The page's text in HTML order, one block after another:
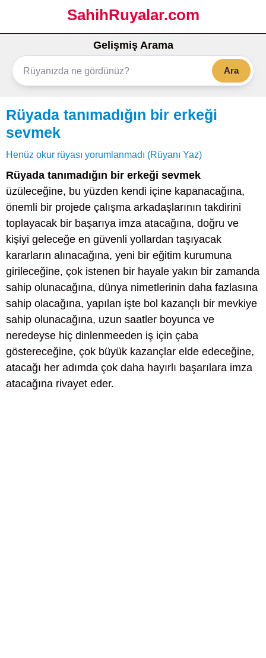
SahihRuyalar.com
Gelişmiş Arama
Ara
Rüyada tanımadığın bir erkeği
sevmek
Henüz okur rüyası yorumlanmadı (Rüyanı Yaz)
Rüyada tanımadığın bir erkeği sevmek
üzüleceğine, bu yüzden kendi içine kapanacağına,
önemli bir projede çalışma arkadaşlarının takdirini
toplayacak bir başarıya imza atacağına, doğru ve
kişiyi geleceğe en güvenli yollardan taşıyacak
kararların alınacağına, yeni bir eğitim kurumuna
girileceğine, çok istenen bir hayale yakın bir zamanda
sahip olunacağına, dünya nimetlerinin daha fazlasına
sahip olacağına, yapılan işte bol kazançlı bir mevkiye
sahip olunacağına, uzun saatler boyunca ve
neredeyse hiç dinlenmeeden iş için çaba
göstereceğine, çok büyük kazançlar elde edeceğine,
atacağı her adımda çok daha hayırlı başarılara imza
atacağına rivayet eder.